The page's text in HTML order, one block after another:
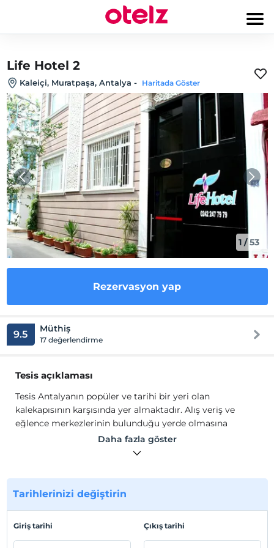
Life Hotel 2
Kaleiçi, Muratpaşa, Antalya - Haritada Göster
1 /53
Rezervasyon yap
9.5 Müthiş
17 değerlendirme
Tesis açıklaması
Tesis Antalyanın popüler ve tarihi bir yeri olan
kalekapısının karşısında yer almaktadır. Alış veriş ve
eğlence merkezlerinin bulunduğu yerde olmasına
rağmen sessiz bir konumdadır. Otelimiz haziran ayında
açılmış ve tümüyle yeni yapılmıştır. Terasında şehir
dahildir.Tüm odalarda klima, büyük ekran LED TV, duş-
wc, sıcak su ve WIFI bulunmaktadır.
eğlence merkezlerinin bulunduğu yerde olmasına
rağmen sessiz bir konumdadır. Otelimiz haziran ayında
Daha fazla göster
Tarihlerinizi değiştirin
Giriş tarihi Çıkış tarihi